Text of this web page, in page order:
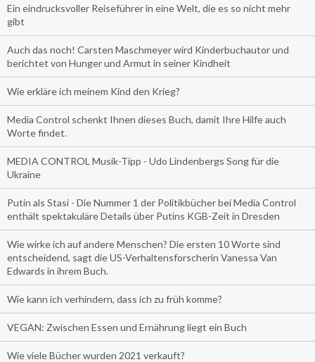
Ein eindrucksvoller Reiseführer in eine Welt, die es so nicht mehr
gibt
Auch das noch! Carsten Maschmeyer wird Kinderbuchautor und
berichtet von Hunger und Armut in seiner Kindheit
Wie erkläre ich meinem Kind den Krieg?
Media Control schenkt Ihnen dieses Buch, damit Ihre Hilfe auch
Worte findet.
MEDIA CONTROL Musik-Tipp - Udo Lindenbergs Song für die
Ukraine
Putin als Stasi - Die Nummer 1 der Politikbücher bei Media Control
enthält spektakuläre Details über Putins KGB-Zeit in Dresden
Wie wirke ich auf andere Menschen? Die ersten 10 Worte sind
entscheidend, sagt die US-Verhaltensforscherin Vanessa Van
Edwards in ihrem Buch.
Wie kann ich verhindern, dass ich zu früh komme?
VEGAN: Zwischen Essen und Ernährung liegt ein Buch
Wie viele Bücher wurden 2021 verkauft?